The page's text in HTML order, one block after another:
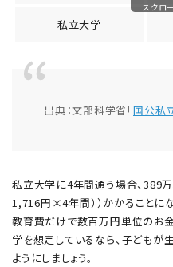
私立大学
スクロ
出典：文部科学省「国公私
私立大学に4年間通う場合、389
1,716円×4年間））かかることに
教育費だけで数百万円単位のお
学を想定しているなら、子どもが
ようにしましょう。